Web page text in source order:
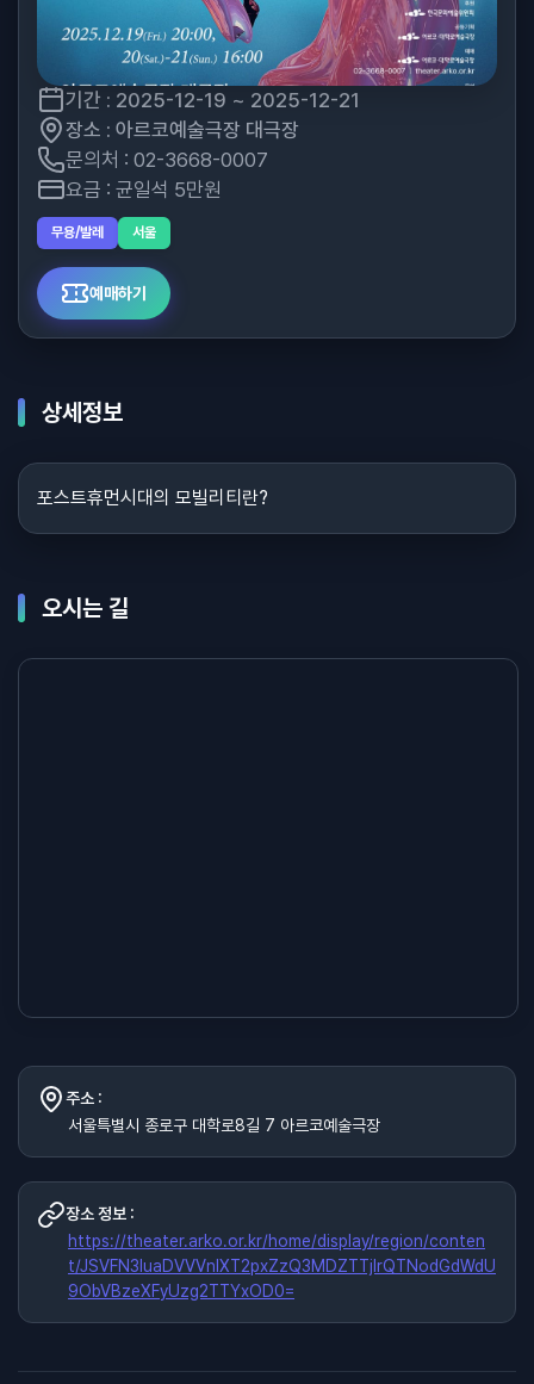
기간 : 2025-12-19 ~ 2025-12-21
장소 : 아르코예술극장 대극장
문의처 : 02-3668-0007
요금 : 균일석 5만원
무용/발레 서울
예매하기
상세정보
포스트휴먼시대의 모빌리티란?
오시는 길
주소 :
서울특별시 종로구 대학로8길 7 아르코예술극장
장소 정보 :
https://theater.arko.or.kr/home/display/region/conten
t/JSVFN3luaDVVVnlXT2pxZzQ3MDZTTjIrQTNodGdWdU
9ObVBzeXFyUzg2TTYxOD0=